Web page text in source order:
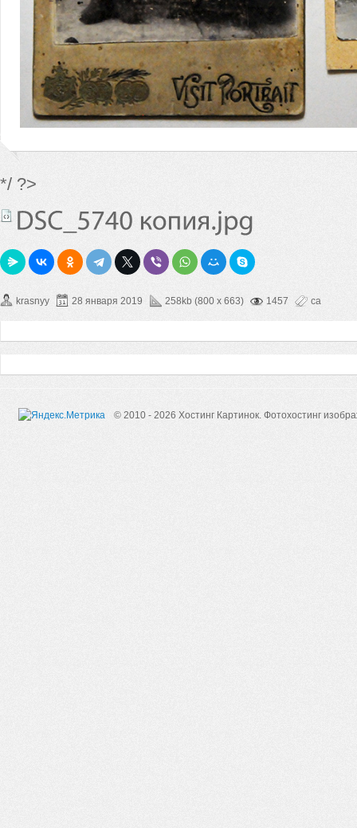
*/ ?>
krasnyy 28 января 2019 258kb (800 x 663) 1457 са
© 2010 - 2026 Хостинг Картинок. Фотохостинг